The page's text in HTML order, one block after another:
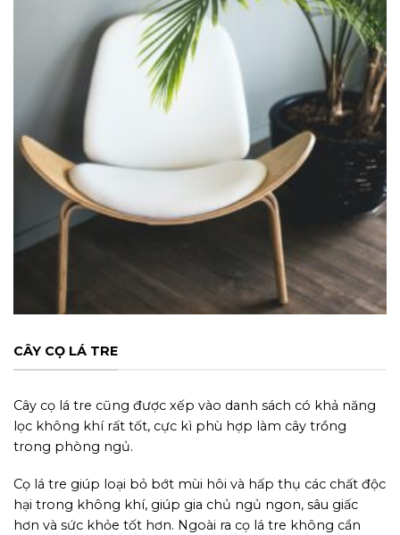
CÂY CỌ LÁ TRE
Cây cọ lá tre cũng được xếp vào danh sách có khả năng
lọc không khí rất tốt, cực kì phù hợp làm cây trồng
trong phòng ngủ.
Cọ lá tre giúp loại bỏ bớt mùi hôi và hấp thụ các chất độc
hại trong không khí, giúp gia chủ ngủ ngon, sâu giấc
hơn và sức khỏe tốt hơn. Ngoài ra cọ lá tre không cần